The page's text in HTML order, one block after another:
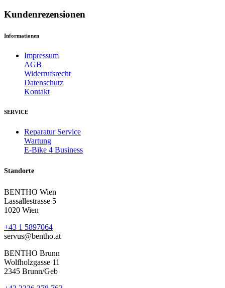
Kundenrezensionen
Informationen
Impressum
AGB
Widerrufsrecht
Datenschutz
Kontakt
SERVICE
Reparatur Service
Wartung
E-Bike 4 Business
Standorte
BENTHO Wien
Lassallestrasse 5
1020 Wien
+43 1 5897064
servus@bentho.at
BENTHO Brunn
Wolfholzgasse 11
2345 Brunn/Geb